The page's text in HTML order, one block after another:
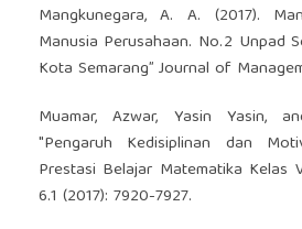
Mangkunegara, A. A. (2017).
Manusia Perusahaan. No.2 Unpad
Kota Semarang” Journal of
Muamar, Azwar, Yasin Yasin,
"Pengaruh Kedisiplinan dan
Prestasi Belajar Matematika Kelas
6.1 (2017): 7920-7927.